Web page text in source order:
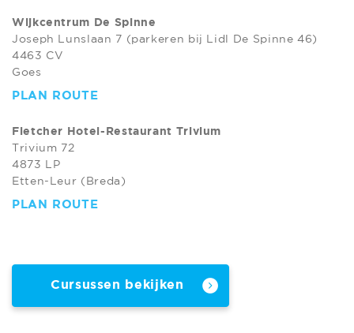
Wijkcentrum De Spinne
Joseph Lunslaan 7 (parkeren bij Lidl De Spinne 46)
4463 CV
Goes
PLAN ROUTE
Fletcher Hotel-Restaurant Trivium
Trivium 72
4873 LP
Etten-Leur (Breda)
PLAN ROUTE
Cursussen bekijken